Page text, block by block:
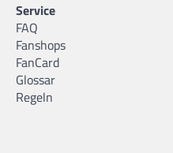
Service
FAQ
Fanshops
FanCard
Glossar
Regeln